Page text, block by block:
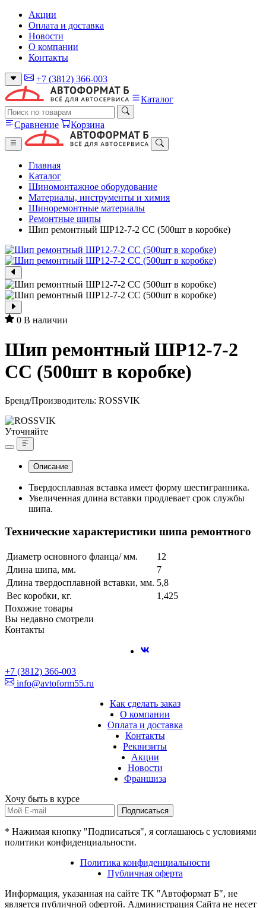
Акции
Оплата и доставка
Новости
О компании
Контакты
+7 (3812) 366-003
Каталог
Сравнение Корзина
Главная
Каталог
Шиномонтажное оборудование
Материалы, инструменты и химия
Шиноремонтные материалы
Ремонтные шипы
Шип ремонтный ШР12-7-2 СС (500шт в коробке)
0 В наличии
Шип ремонтный ШР12-7-2
СС (500шт в коробке)
Бренд/Производитель: ROSSVIK
Уточняйте
Описание
Твердосплавная вставка имеет форму шестигранника.
Увеличенная длина вставки продлевает срок службы
шипа.
Технические характеристики шипа ремонтного
Диаметр основного фланца/ мм.
12
Длина шипа, мм.
7
Длина твердосплавной вставки, мм. 5,8
Вес коробки, кг.
1,425
Похожие товары
Вы недавно смотрели
Контакты
+7 (3812) 366-003
info@avtoform55.ru
Как сделать заказ
О компании
Оплата и доставка
Контакты
Реквизиты
Акции
Новости
Франшиза
Хочу быть в курсе
Подписаться
* Нажимая кнопку "Подписаться", я соглашаюсь с условиями
политики конфиденциальности.
Политика конфиденциальности
Публичная оферта
Информация, указанная на сайте TK "Автоформат Б", не
является публичной офертой. Администрация Сайта не несет